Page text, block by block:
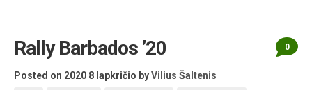
Rally Barbados ’20
Posted on 2020 8 lapkričio byVilius Šaltenis
0